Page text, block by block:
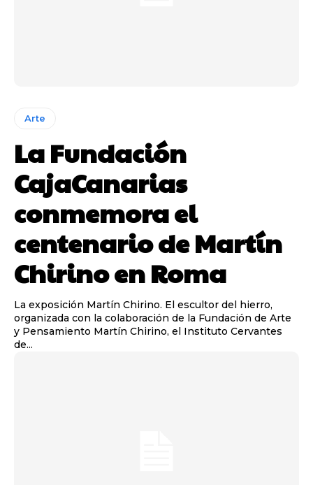
Arte
La Fundación
CajaCanarias
conmemora el
centenario de Martín
Chirino en Roma
La exposición Martín Chirino. El escultor del hierro,
organizada con la colaboración de la Fundación de Arte
y Pensamiento Martín Chirino, el Instituto Cervantes
de...